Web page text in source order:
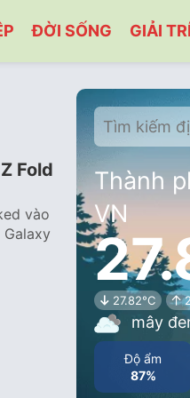
ĐỜI SỐNG GIẢI TRÍ
Fold
vào
Thành
VN
27.82°C
mây
Độ ẩm
87%